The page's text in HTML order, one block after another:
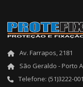
Av. Farrapos, 2181
São Geraldo - Porto
Telefone: (51)3222-